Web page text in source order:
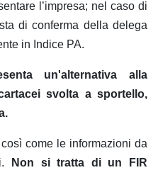
l’impresa; nel caso di
di conferma della delega
in Indice PA.
un'alternativa alla
svolta a sportello,
come le informazioni da
Non si tratta di un FIR